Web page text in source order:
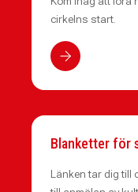
cirkelns start.
Blanketter för
Länken tar dig till